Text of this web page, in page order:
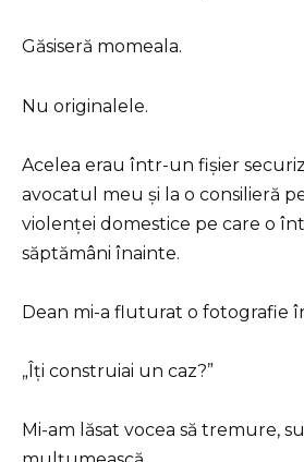
Găsiseră momeala.
Nu originalele.
Acelea erau într-un fișier
avocatul meu și la o consilieră
violenței domestice pe care o
săptămâni înainte.
Dean mi-a fluturat o fotografie
„Îți construiai un caz?”
Mi-am lăsat vocea să tremure,